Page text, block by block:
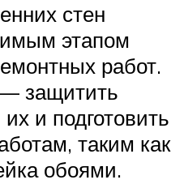
стен
этапом
работ.
защитить
и подготовить
таким как
обоями.